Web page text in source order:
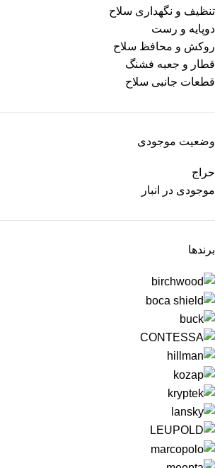
تنظیف و نگهداری سلاح
دوپایه و رست
روکش و محافظ سلاح
قطار و جعبه فشنگ
قطعات جانبی سلاح
وضعیت موجودی
حراج
موجودی در انبار
برندها